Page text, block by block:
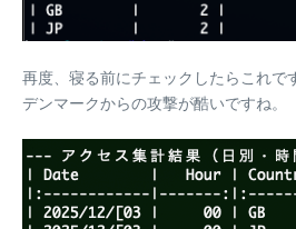
再度、寝る前にチェックしたらこれで
デンマークからの攻撃が酷いですね。